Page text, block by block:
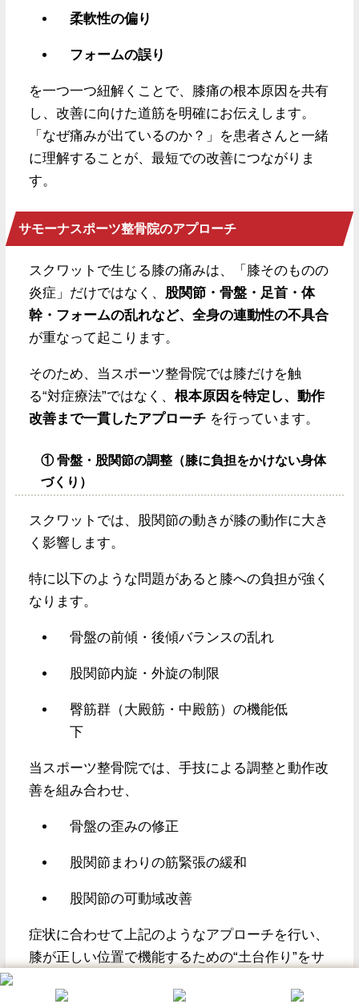
柔軟性の偏り
フォームの誤り
を一つ一つ紐解くことで、膝痛の根本原因を共有
し、改善に向けた道筋を明確にお伝えします。
「なぜ痛みが出ているのか？」を患者さんと一緒
に理解することが、最短での改善につながりま
す。
サモーナスポーツ整骨院のアプローチ
スクワットで生じる膝の痛みは、「膝そのものの
炎症」だけではなく、 股関節・骨盤・足首・体
幹・フォームの乱れなど、全身の連動性の不具合
が重なって起こります。
そのため、当スポーツ整骨院では膝だけを触
る“対症療法”ではなく、 根本原因を特定し、動作
改善まで一貫したアプローチを行っています。
① 骨盤・股関節の調整（膝に負担をかけない身体
づくり）
スクワットでは、股関節の動きが膝の動作に大き
く影響します。
特に以下のような問題があると膝への負担が強く
なります。
骨盤の前傾・後傾バランスの乱れ
股関節内旋・外旋の制限
臀筋群（大殿筋・中殿筋）の機能低
下
当スポーツ整骨院では、手技による調整と動作改
善を組み合わせ、
骨盤の歪みの修正
股関節まわりの筋緊張の緩和
股関節の可動域改善
症状に合わせて上記のようなアプローチを行い、
膝が正しい位置で機能するための“土台作り”をサ